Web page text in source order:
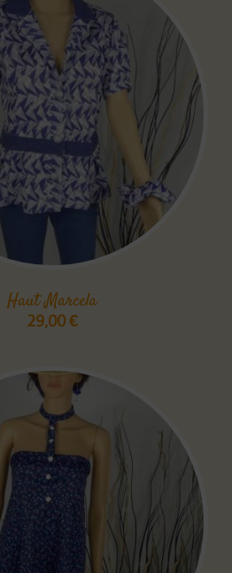
Haut Marcela
29,00€